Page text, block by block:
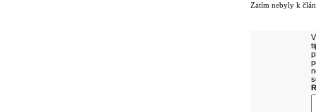
Zatím nebyly k